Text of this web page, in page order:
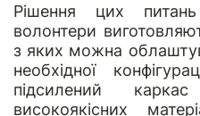
Рішення цих
волонтери
з яких можна
необхідної
підсилений
високоякісних